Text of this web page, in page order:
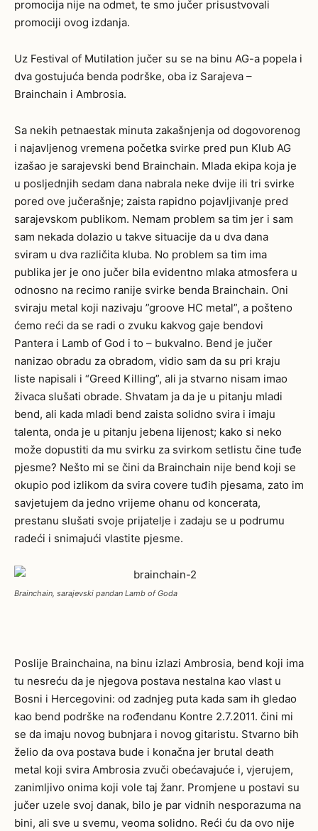
promocija nije na odmet, te smo jučer prisustvovali
promociji ovog izdanja.
Uz Festival of Mutilation jučer su se na binu AG-a popela i
dva gostujuća benda podrške, oba iz Sarajeva –
Brainchain i Ambrosia.
Sa nekih petnaestak minuta zakašnjenja od dogovorenog
i najavljenog vremena početka svirke pred pun Klub AG
izašao je sarajevski bend Brainchain. Mlada ekipa koja je
u posljednjih sedam dana nabrala neke dvije ili tri svirke
pored ove jučerašnje; zaista rapidno pojavljivanje pred
sarajevskom publikom. Nemam problem sa tim jer i sam
sam nekada dolazio u takve situacije da u dva dana
sviram u dva različita kluba. No problem sa tim ima
publika jer je ono jučer bila evidentno mlaka atmosfera u
odnosno na recimo ranije svirke benda Brainchain. Oni
sviraju metal koji nazivaju ”groove HC metal”, a pošteno
ćemo reći da se radi o zvuku kakvog gaje bendovi
Pantera i Lamb of God i to – bukvalno. Bend je jučer
nanizao obradu za obradom, vidio sam da su pri kraju
liste napisali i “Greed Killing”, ali ja stvarno nisam imao
živaca slušati obrade. Shvatam ja da je u pitanju mladi
bend, ali kada mladi bend zaista solidno svira i imaju
talenta, onda je u pitanju jebena lijenost; kako si neko
može dopustiti da mu svirku za svirkom setlistu čine tuđe
pjesme? Nešto mi se čini da Brainchain nije bend koji se
okupio pod izlikom da svira covere tuđih pjesama, zato im
savjetujem da jedno vrijeme ohanu od koncerata,
prestanu slušati svoje prijatelje i zadaju se u podrumu
radeći i snimajući vlastite pjesme.
Brainchain, sarajevski pandan Lamb of Goda
Poslije Brainchaina, na binu izlazi Ambrosia, bend koji ima
tu nesreću da je njegova postava nestalna kao vlast u
Bosni i Hercegovini: od zadnjeg puta kada sam ih gledao
kao bend podrške na rođendanu Kontre 2.7.2011. čini mi
se da imaju novog bubnjara i novog gitaristu. Stvarno bih
želio da ova postava bude i konačna jer brutal death
metal koji svira Ambrosia zvuči obećavajuće i, vjerujem,
zanimljivo onima koji vole taj žanr. Promjene u postavi su
jučer uzele svoj danak, bilo je par vidnih nesporazuma na
bini, ali sve u svemu, veoma solidno. Reći ću da ovo nije